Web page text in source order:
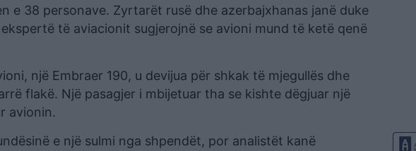
e 38 personave. Zyrtarët rusë dhe azerbajxhanas janë duke
të aviacionit sugjerojnë se avioni mund të ketë qenë
një Embraer 190, u devijua për shkak të mjegullës dhe
flakë. Një pasagjer i mbijetuar tha se kishte dëgjuar një
avionin.
e një sulmi nga shpendët, por analistët kanë